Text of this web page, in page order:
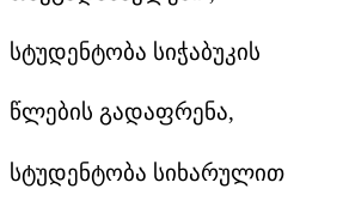
სტუდენტობა სიჭაბუკის
წლების გადაფრენა,
სტუდენტობა სიხარულით